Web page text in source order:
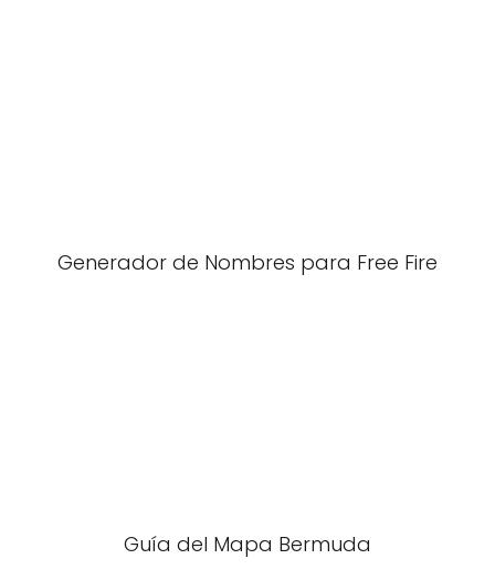
Generador de Nombres para Free Fire
Guía del Mapa Bermuda